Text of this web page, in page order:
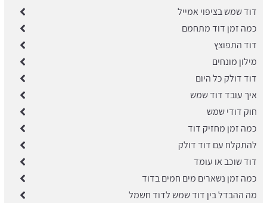
דוד שמש בציפוי אמייל
כמה זמן דוד מתחמם
דוד התפוצץ
מילון מונחים
דוד דולק כל היום
איך עובד דוד שמש
חוק דודי שמש
כמה זמן מחזיק דוד
להתקלח עם דוד דולק
דוד שוכב או עומד
כמה זמן נשארים מים חמים בדוד
מה ההבדל בין דוד שמש לדוד חשמל